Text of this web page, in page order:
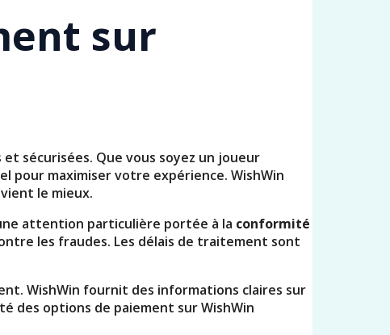
sur
sécurisées. Que vous soyez un joueur
pour maximiser votre expérience. WishWin
le mieux.
attention particulière portée à la conformité
les fraudes. Les délais de traitement sont
WishWin fournit des informations claires sur
des options de paiement sur WishWin